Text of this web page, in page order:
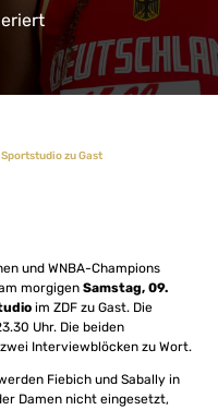
zu Gast
und WNBA-Champions
morgigen Samstag, 09.
im ZDF zu Gast. Die
Uhr. Die beiden
Interviewblöcken zu Wort.
Fiebich und Sabally in
Damen nicht eingesetzt,